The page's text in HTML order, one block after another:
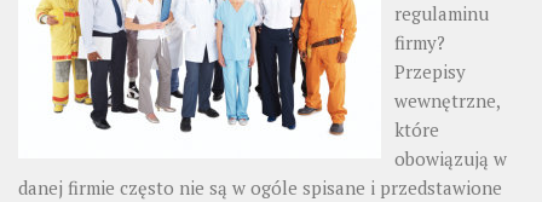
regulaminu
firmy?
Przepisy
wewnętrzne,
które
obowiązują w
danej firmie często nie są w ogóle spisane i przedstawione